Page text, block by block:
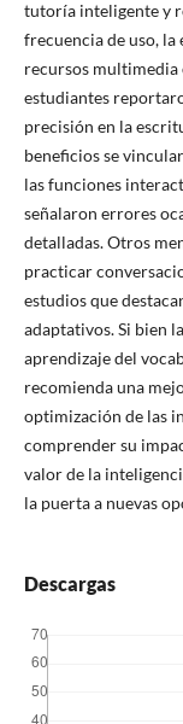
tutoría inteligente y
frecuencia de uso,
recursos multimedia
estudiantes
precisión en la
beneficios se
las funciones
señalaron errores
detalladas. Otros
practicar
estudios que
adaptativos. Si bien
aprendizaje del
recomienda una
optimización de las
comprender su
valor de la
la puerta a nuevas
Descargas